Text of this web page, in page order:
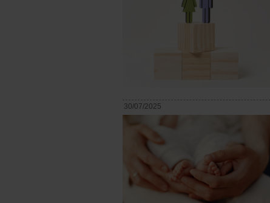
30/07/2025